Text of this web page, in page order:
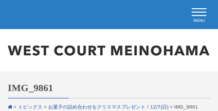
IMG_9861
> トピックス > お菓子の詰め合わせをクリスマスプレゼント！12/7(日) > IMG_9861